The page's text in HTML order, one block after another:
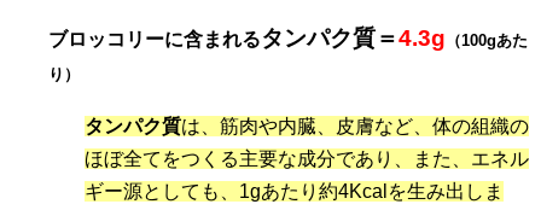
ブロッコリーに含まれるタンパク質＝4.3g （100gあた
り）
タンパク質は、筋肉や内臓、皮膚など、体の組織の
ほぼ全てをつくる主要な成分であり、また、エネル
ギー源としても、1gあたり約4Kcalを生み出しま